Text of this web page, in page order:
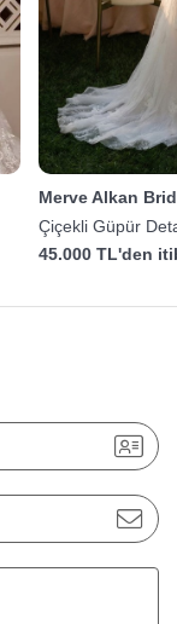
Merve Alkan
Çiçekli Güpür
45.000 TL'den